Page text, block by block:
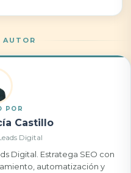
AUTOR
POR
Castillo
Digital
Digital. Estratega SEO con
automatización y